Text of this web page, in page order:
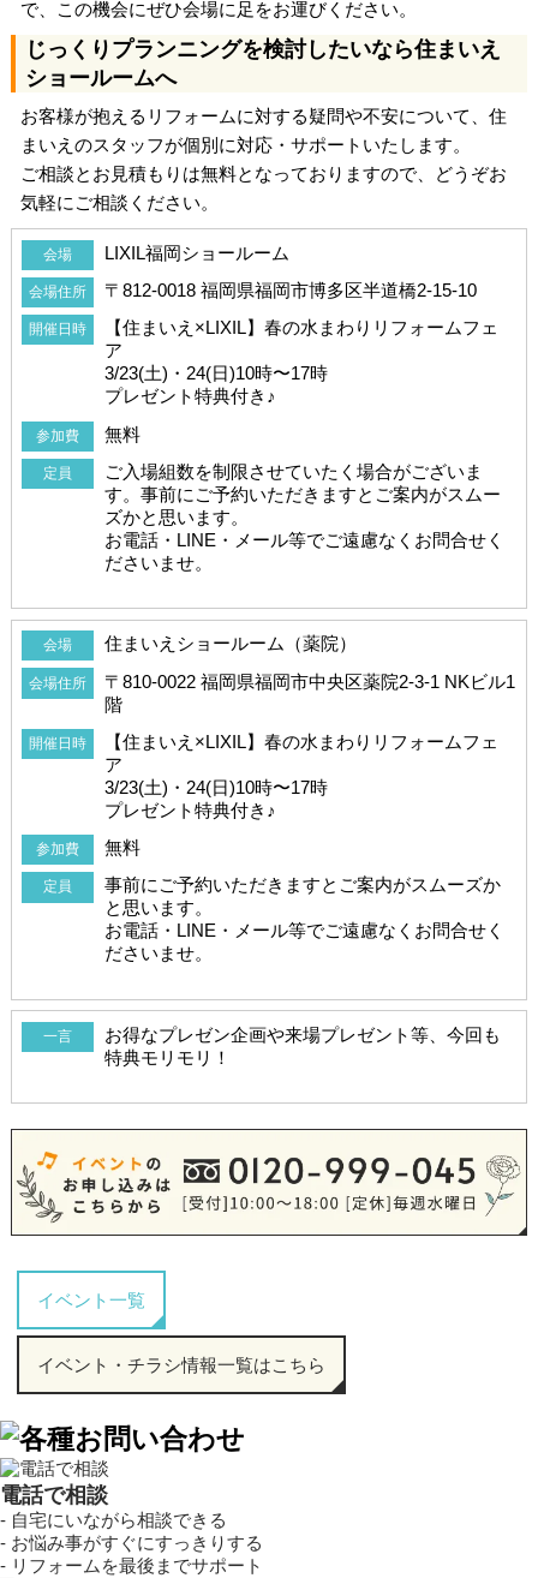
で、この機会にぜひ会場に足をお運びください。
じっくりプランニングを検討したいなら住まいえ
ショールームへ
お客様が抱えるリフォームに対する疑問や不安について、住
まいえのスタッフが個別に対応・サポートいたします。
ご相談とお見積もりは無料となっておりますので、どうぞお
気軽にご相談ください。
会場 LIXIL福岡ショールーム
会場住所 〒812-0018 福岡県福岡市博多区半道橋2-15-10
開催日時
【住まいえ×LIXIL】春の水まわりリフォームフェ
ア
3/23(土)・24(日)10時〜17時
プレゼント特典付き♪
参加費 無料
定員
ご入場組数を制限させていたく場合がございま
す。事前にご予約いただきますとご案内がスムー
ズかと思います。
お電話・LINE・メール等でご遠慮なくお問合せく
ださいませ。
会場 住まいえショールーム（薬院）
会場住所
〒810-0022 福岡県福岡市中央区薬院2-3-1 NKビル1
階
開催日時
【住まいえ×LIXIL】春の水まわりリフォームフェ
ア
3/23(土)・24(日)10時〜17時
プレゼント特典付き♪
参加費 無料
定員
事前にご予約いただきますとご案内がスムーズか
と思います。
お電話・LINE・メール等でご遠慮なくお問合せく
ださいませ。
一言
お得なプレゼン企画や来場プレゼント等、今回も
特典モリモリ！
イベント一覧
イベント・チラシ情報一覧はこちら
電話で相談
- 自宅にいながら相談できる
- お悩み事がすぐにすっきりする
- リフォームを最後までサポート